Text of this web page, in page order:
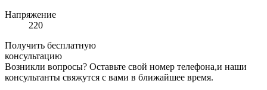
Напряжение
220
Получить бесплатную
консультацию
Возникли вопросы? Оставьте свой номер телефона,и наши
консультанты свяжутся с вами в ближайшее время.